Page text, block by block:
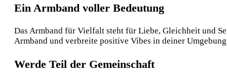
Ein Armband voller Bedeutung
Das Armband für Vielfalt steht für Liebe, Gleichheit und
Armband und verbreite positive Vibes in deiner
Werde Teil der Gemeinschaft